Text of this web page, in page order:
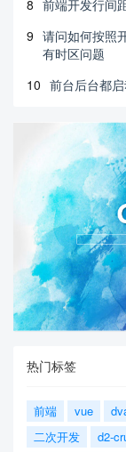
8 前端开发行间
9 请问如何按照
有时区问题
10 前台后台都
热门标签
前端 vue
二次开发
d2-